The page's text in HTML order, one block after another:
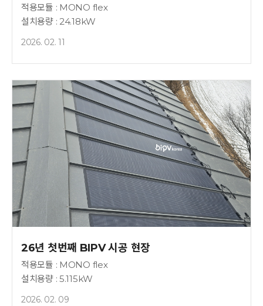
적용모듈 : MONO flex
설치용량 : 24.18kW
2026. 02. 11
26년 첫번째 BIPV 시공 현장
적용모듈 : MONO flex
설치용량 : 5.115kW
2026. 02. 09